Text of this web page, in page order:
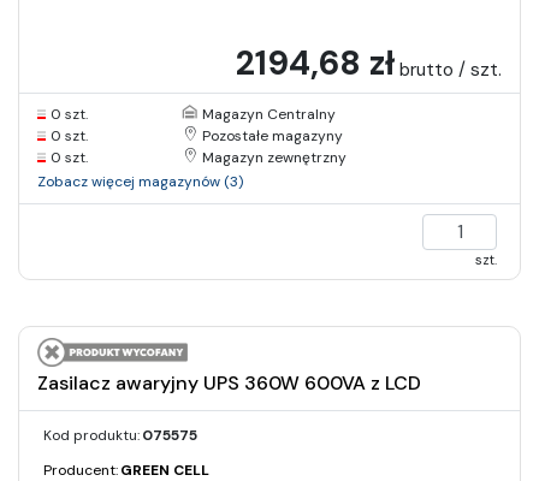
2194,68 zł brutto / szt.
0 szt.
Magazyn Centralny
0 szt.
Pozostałe magazyny
0 szt.
Magazyn zewnętrzny
Zobacz więcej magazynów (3)
szt.
Zasilacz awaryjny UPS 360W 600VA z LCD
Kod produktu:075575
Producent:GREEN CELL